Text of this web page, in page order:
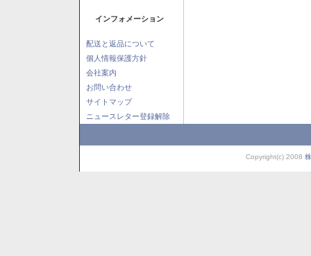
インフォメーション
配送と返品について
個人情報保護方針
会社案内
お問い合わせ
サイトマップ
ニュースレター登録解除
Copyright(c) 2008